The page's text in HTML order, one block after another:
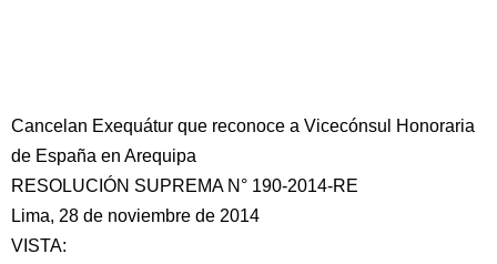
Cancelan Exequátur que reconoce a Vicecónsul Honoraria
de España en Arequipa
RESOLUCIÓN SUPREMA N° 190-2014-RE
Lima, 28 de noviembre de 2014
VISTA: